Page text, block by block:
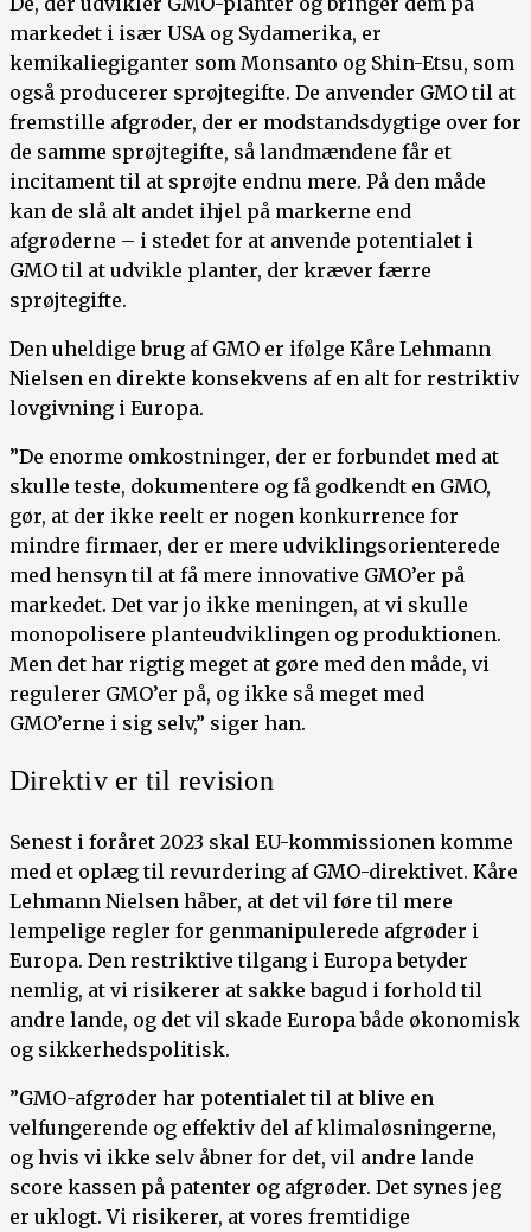
markedet i især USA og Sydamerika, er
kemikaliegiganter som Monsanto og Shin-Etsu, som
også producerer sprøjtegifte. De anvender GMO til at
fremstille afgrøder, der er modstandsdygtige over for
de samme sprøjtegifte, så landmændene får et
incitament til at sprøjte endnu mere. På den måde
kan de slå alt andet ihjel på markerne end
afgrøderne – i stedet for at anvende potentialet i
GMO til at udvikle planter, der kræver færre
sprøjtegifte.
Den uheldige brug af GMO er ifølge Kåre Lehmann
Nielsen en direkte konsekvens af en alt for restriktiv
lovgivning i Europa.
”De enorme omkostninger, der er forbundet med at
skulle teste, dokumentere og få godkendt en GMO,
gør, at der ikke reelt er nogen konkurrence for
mindre firmaer, der er mere udviklingsorienterede
med hensyn til at få mere innovative GMO’er på
markedet. Det var jo ikke meningen, at vi skulle
monopolisere planteudviklingen og produktionen.
Men det har rigtig meget at gøre med den måde, vi
regulerer GMO’er på, og ikke så meget med
GMO’erne i sig selv,” siger han.
Direktiv er til revision
Senest i foråret 2023 skal EU-kommissionen komme
med et oplæg til revurdering af GMO-direktivet. Kåre
Lehmann Nielsen håber, at det vil føre til mere
lempelige regler for genmanipulerede afgrøder i
Europa. Den restriktive tilgang i Europa betyder
nemlig, at vi risikerer at sakke bagud i forhold til
andre lande, og det vil skade Europa både økonomisk
og sikkerhedspolitisk.
”GMO-afgrøder har potentialet til at blive en
velfungerende og effektiv del af klimaløsningerne,
og hvis vi ikke selv åbner for det, vil andre lande
score kassen på patenter og afgrøder. Det synes jeg
er uklogt. Vi risikerer, at vores fremtidige